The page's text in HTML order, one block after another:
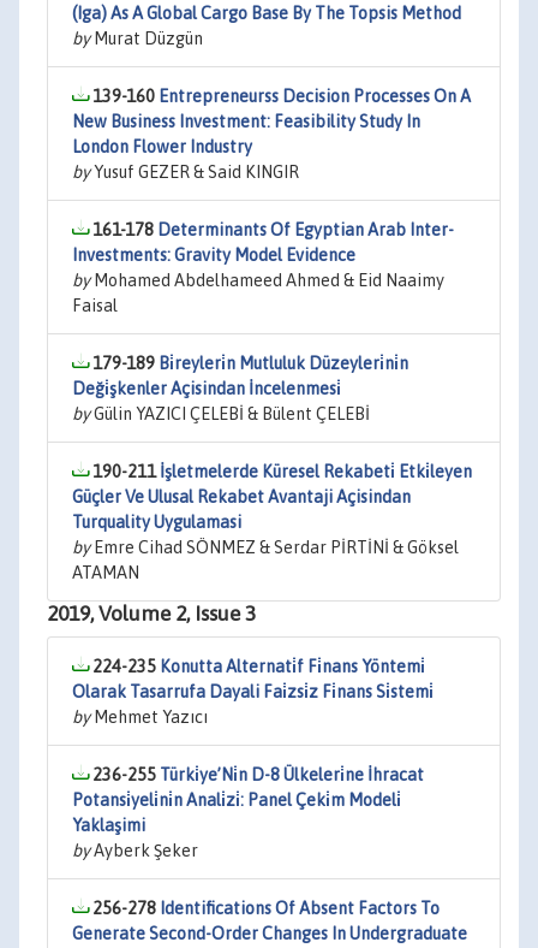
(Iga) As A Global Cargo Base By The Topsis Method
byMurat Düzgün
139-160 Entrepreneurss Decision Processes On A
New Business Investment: Feasibility Study In
London Flower Industry
byYusuf GEZER & Said KINGIR
161-178 Determinants Of Egyptian Arab Inter-
Investments: Gravity Model Evidence
byMohamed Abdelhameed Ahmed & Eid Naaimy
Faisal
179-189 Bi̇reyleri̇n Mutluluk Düzeyleri̇ni̇n
Deği̇şkenler Açisindan İncelenmesi̇
byGülin YAZICI ÇELEBİ & Bülent ÇELEBİ
190-211İşletmelerde Küresel Rekabeti̇ Etki̇leyen
Güçler Ve Ulusal Rekabet Avantaji Açisindan
Turquality Uygulamasi
byEmre Cihad SÖNMEZ & Serdar PİRTİNİ & Göksel
ATAMAN
2019, Volume 2, Issue 3
224-235 Konutta Alternati̇f Fi̇nans Yöntemi̇
Olarak Tasarrufa Dayali Fai̇zsi̇z Fi̇nans Si̇stemi̇
byMehmet Yazıcı
236-255 Türki̇ye’Ni̇n D-8 Ülkeleri̇ne İhracat
Potansi̇yeli̇ni̇n Anali̇zi̇: Panel Çeki̇m Modeli̇
Yaklaşimi
byAyberk Şeker
256-278 Identifications Of Absent Factors To
Generate Second-Order Changes In Undergraduate